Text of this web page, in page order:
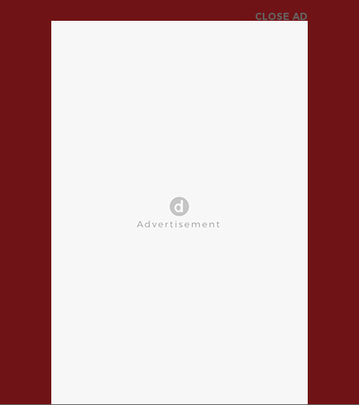
CLOSE AD